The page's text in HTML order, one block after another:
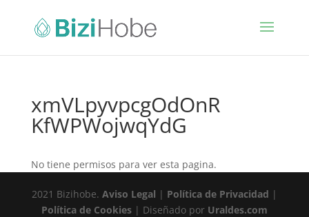
xmVLpyvpcgOdOnR
KfWPWojwqYdG
No tiene permisos para ver esta pagina.
2021 Bizihobe. Aviso Legal | Política de Privacidad |
Política de Cookies| Diseñado por Uraldes.com